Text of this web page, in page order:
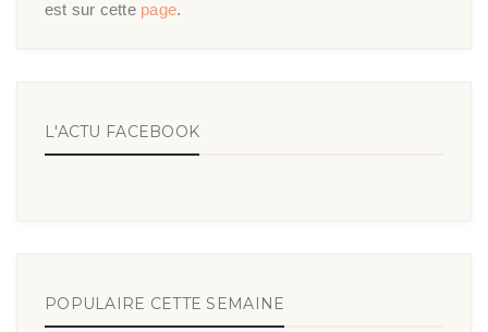
est sur cette page.
L'ACTU FACEBOOK
POPULAIRE CETTE SEMAINE